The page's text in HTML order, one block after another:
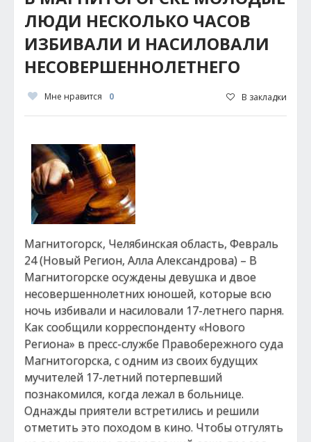
ЛЮДИ НЕСКОЛЬКО ЧАСОВ
ИЗБИВАЛИ И НАСИЛОВАЛИ
НЕСОВЕРШЕННОЛЕТНЕГО
Мне нравится 0 В закладки
Магнитогорск, Челябинская область, Февраль
24 (Новый Регион, Алла Александрова) – В
Магнитогорске осуждены девушка и двое
несовершеннолетних юношей, которые всю
ночь избивали и насиловали 17-летнего парня.
Как сообщили корреспонденту «Нового
Региона» в пресс-службе Правобережного суда
Магнитогорска, с одним из своих будущих
мучителей 17-летний потерпевший
познакомился, когда лежал в больнице.
Однажды приятели встретились и решили
отметить это походом в кино. Чтобы отгулять